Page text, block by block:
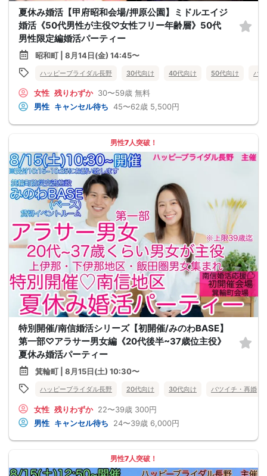
夏休み婚活【甲府昭和会場/押原公園】ミドルエイジ
婚活《50代男性が主役♡女性フリー年齢層》50代
男性限定編婚活パーティー
昭和町 | 8月14日(金) 14:45〜
ハッピーブライダル長野 30代向け 40代向け 50代向け バ
女性 残りわずか 30〜59歳 無料
男性 キャンセル待ち 45〜62歳 5,500円
男性7人突破！
特別開催/南信婚活シリーズ【初開催/みのわBASE】
第一部♡アラサー男女編《20代後半~37歳位主役》
夏休み婚活パーティー
箕輪町 | 8月15日(土) 10:30〜
ハッピーブライダル長野 20代向け 30代向け バツイチ・再婚
女性 残りわずか 22〜39歳 300円
男性 キャンセル待ち 24〜39歳 6,000円
男性7人突破！